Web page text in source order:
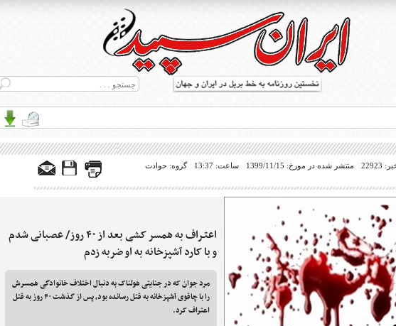
بریل در جهان
منتشر شده در مورخ: 1399/11/15 ساعت: 13:37 گروه: حوادث
اعتـراف به همسر کشی بعد از ۴۰ روز/ عصبانی شدم
و با کارد آشپزخانه به او ضربه زدم
مرد جوان که در جنایتی هولناک به دنبال اختلاف خانوادگی همسرش
را با چاقوی آشپزخانه به قتل رسانده بود، پس از گذشت ۴۰ روز به قتل
اعتراف کرد.